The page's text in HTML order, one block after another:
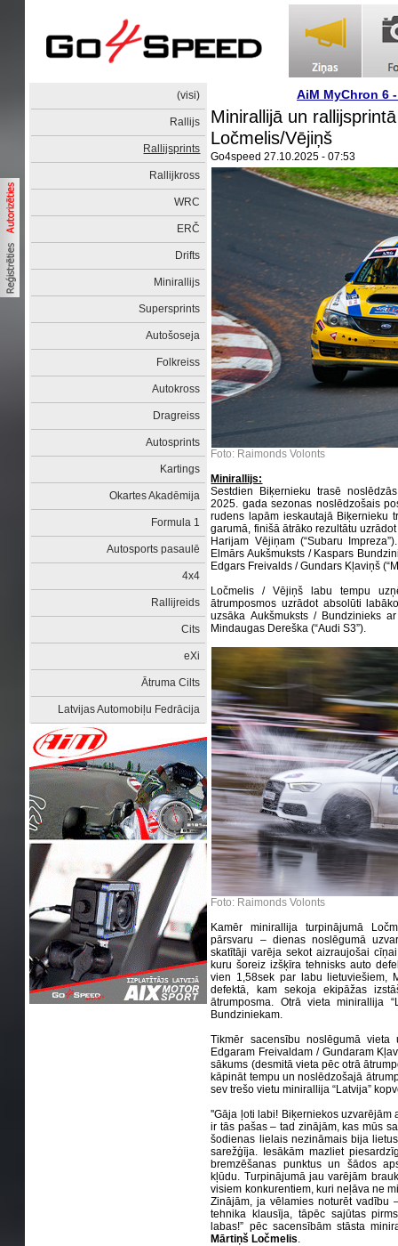
(visi)
Rallijs
Rallijsprints
Rallijkross
WRC
ERČ
Drifts
Minirallijs
Supersprints
Autošoseja
Folkreiss
Autokross
Dragreiss
Autosprints
Kartings
Okartes Akadēmija
Formula 1
Autosports pasaulē
4x4
Rallijreids
Cits
eXi
Ātruma Cilts
Latvijas Automobiļu Fedrācija
AiM MyChron 6
Minirallijā un
Ločmelis/Vējiņš
Go4speed 27.10.2025 - 07:53
Foto: Raimonds Volonts
Minirallijs:
Sestdien Biķernieku trasē
2025. gada sezonas noslēdzošais
rudens lapām ieskautajā Biķernieku
garumā, finišā ātrāko rezultātu
Harijam Vējiņam (“Subaru
Elmārs Aukšmuksts / Kaspars
Edgars Freivalds / Gundars Kļaviņš
Ločmelis / Vējiņš labu tempu
ātrumposmos uzrādot absolūti
uzsāka Aukšmuksts / Bundzinieks
Mindaugas Dereška (“Audi S3”).
Foto: Raimonds Volonts
Kamēr minirallija turpinājumā
pārsvaru – dienas noslēgumā
skatītāji varēja sekot aizraujošai
kuru šoreiz izšķīra tehnisks auto
vien 1,58sek par labu lietuviešiem,
defektā, kam sekoja ekipāžas
ātrumposma. Otrā vieta minirallija
Bundziniekam.
Tikmēr sacensību noslēgumā
Edgaram Freivaldam / Gundaram
sākums (desmitā vieta pēc otrā
kāpināt tempu un noslēdzošajā
sev trešo vietu minirallija “Latvija”
''Gāja ļoti labi! Biķerniekos uzvarējām
ir tās pašas – tad zinājām, kas mūs
šodienas lielais nezināmais bija
sarežģīja. Iesākām mazliet
bremzēšanas punktus un šādos
kļūdu. Turpinājumā jau varējām
visiem konkurentiem, kuri neļāva ne
Zinājām, ja vēlamies noturēt vadību
tehnika klausīja, tāpēc sajūtas
labas!” pēc sacensībām stāsta
Mārtiņš Ločmelis.